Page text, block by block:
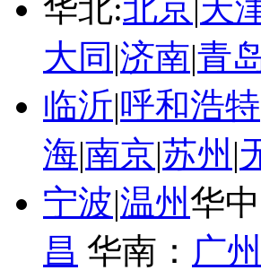
华北:北京|天
大同 |济南|青
临沂|呼和浩特
海|南京|苏州 |
宁波|温州华中
昌 华南： 广州